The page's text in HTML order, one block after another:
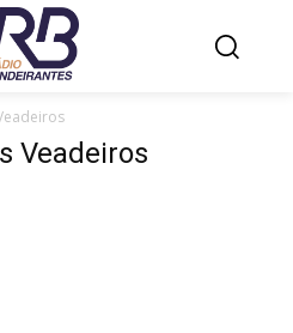
Veadeiros